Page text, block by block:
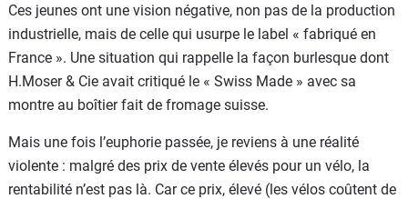
Ces jeunes ont une vision négative, non pas de la production
industrielle, mais de celle qui usurpe le label « fabriqué en
France ». Une situation qui rappelle la façon burlesque dont
H.Moser & Cie avait critiqué le « Swiss Made » avec sa
montre au boîtier fait de fromage suisse.
Mais une fois l’euphorie passée, je reviens à une réalité
violente : malgré des prix de vente élevés pour un vélo, la
rentabilité n’est pas là. Car ce prix, élevé (les vélos coûtent de